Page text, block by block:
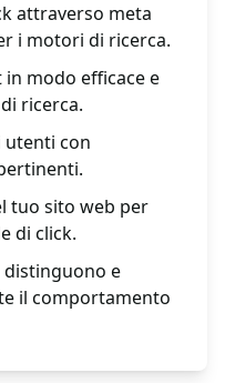
attraverso meta
i motori di ricerca.
modo efficace e
ricerca.
utenti con
tuo sito web per
di click.
distinguono e
il comportamento